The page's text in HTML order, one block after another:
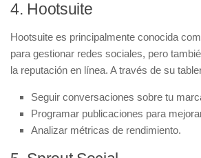
4. Hootsuite
Hootsuite es principalmente conocida
para gestionar redes sociales, pero
la reputación en línea. A través de su
Seguir conversaciones sobre tu
Programar publicaciones para
Analizar métricas de rendimiento.